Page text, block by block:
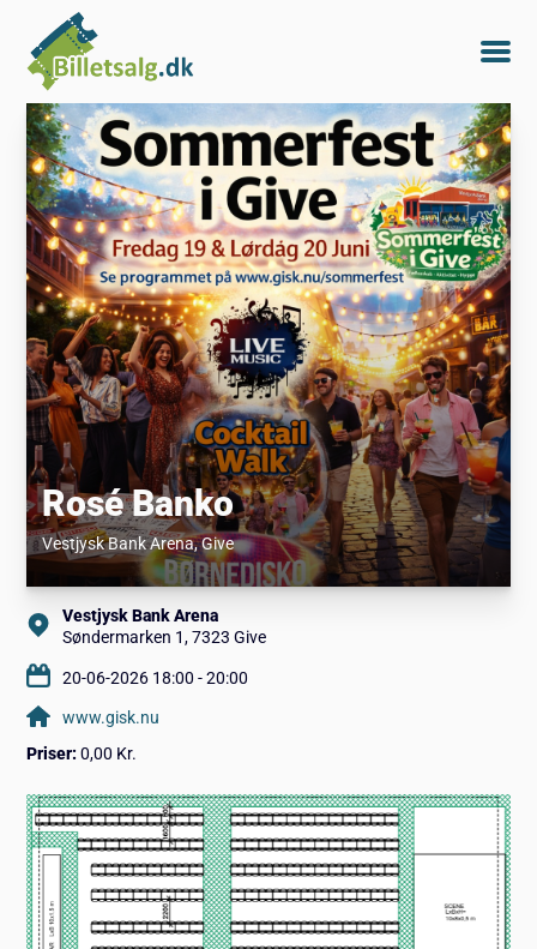
Rosé Banko
Vestjysk Bank Arena, Give
Vestjysk Bank Arena
Søndermarken 1, 7323 Give
20-06-2026 18:00 - 20:00
www.gisk.nu
Priser: 0,00 Kr.